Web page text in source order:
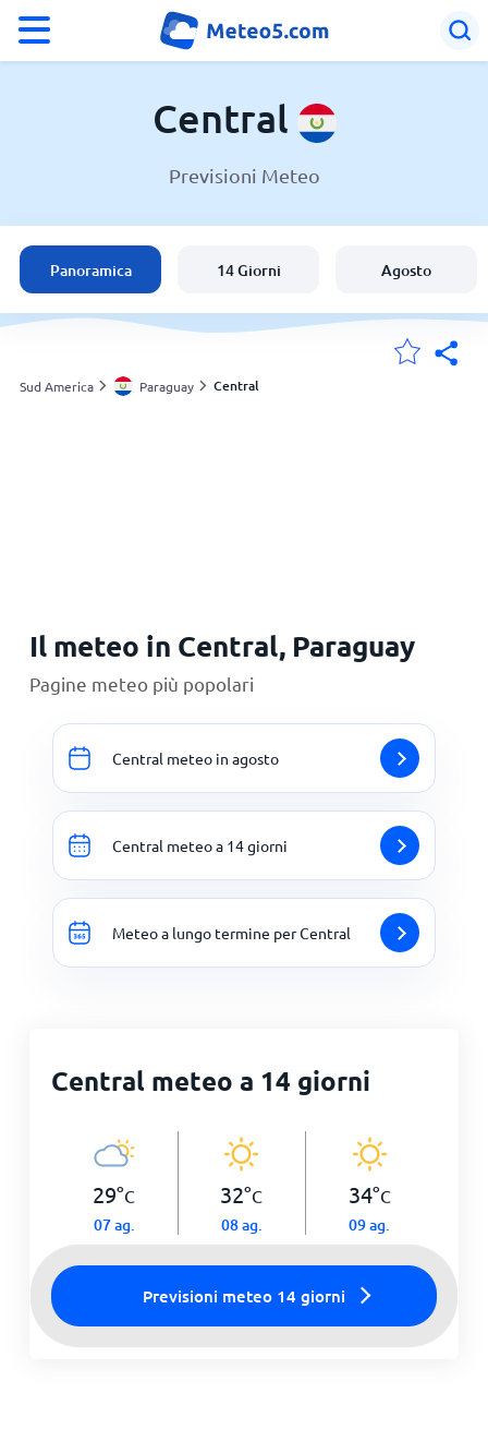
Paraguay
Italia
Svizzera
Central
Previsioni Meteo
Panoramica 14 Giorni Agosto
Sud America Paraguay Central
Il meteo in Central, Paraguay
Pagine meteo più popolari
Central meteo in agosto
Central meteo a 14 giorni
Meteo a lungo termine per Central
Central meteo a 14 giorni
29°C
07 ag.
32°C
08 ag.
34°C
09 ag.
Previsioni meteo 14 giorni